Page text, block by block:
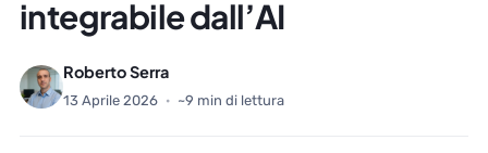
integrabile dall’AI
Roberto Serra
13 Aprile 2026 · ~9 min di lettura